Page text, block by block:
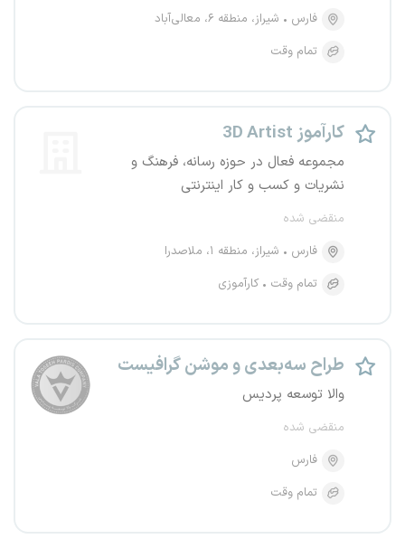
فارس
شیراز، منطقه ۶، معالی‌آباد
تمام وقت
کارآموز 3D Artist
مجموعه فعال در حوزه رسانه، فرهنگ و
نشریات و کسب و کار اینترنتی
منقضی شده
فارس
شیراز، منطقه ۱، ملاصدرا
تمام وقت
کارآموزی
طراح سه‌بعدی و موشن گرافیست
والا توسعه پردیس
منقضی شده
فارس
تمام وقت